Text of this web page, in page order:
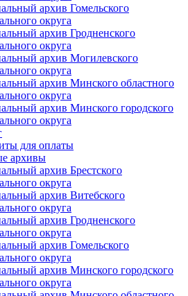
архив Гомельского
округа
архив Гродненского
округа
архив Могилевского
округа
архив Минского областного
округа
архив Минского городского
округа
для оплаты
архивы
архив Брестского
округа
архив Витебского
округа
архив Гродненского
округа
архив Гомельского
округа
архив Минского городского
округа